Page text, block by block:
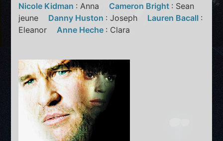
Nicole Kidman : Anna Cameron Bright : Sean
jeune Danny Huston : Joseph Lauren Bacall :
Eleanor Anne Heche : Clara